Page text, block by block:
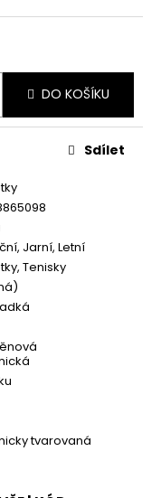
DO KOŠÍKU
Jarní, Letní
Tenisky
tvarovaná
Sdílet